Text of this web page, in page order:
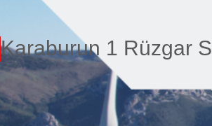
Karaburun 1 Rüzgar